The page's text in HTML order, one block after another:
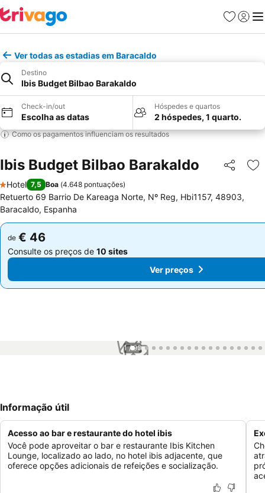
Favoritos
Iniciar
Ver todas as estadias em Baracaldo
Destino
Ibis Budget Bilbao Barakaldo
Check-in/out
Escolha as datas
Hóspedes e quartos
2 hóspedes, 1 quarto.
Como os pagamentos influenciam os resultados
Ibis Budget Bilbao Barakaldo Partilhar
1 Estrelas
Hotel 7,5 Boa (4.648 pontuações)
Retuerto 69 Barrio De Kareaga Norte, Nº Reg, Hbi1157, 48903,
Baracaldo, Espanha
de € 46
Consulte os preços de 10 sites
de € 46
Consulte os preços de 10 sites
Ver preços
1 / 99
Informação útil
Acesso ao bar e restaurante do hotel ibis
Você pode aproveitar o bar e restaurante Ibis Kitchen
Lounge, localizado ao lado, no hotel ibis adjacente, que
oferece opções adicionais de refeições e socialização.